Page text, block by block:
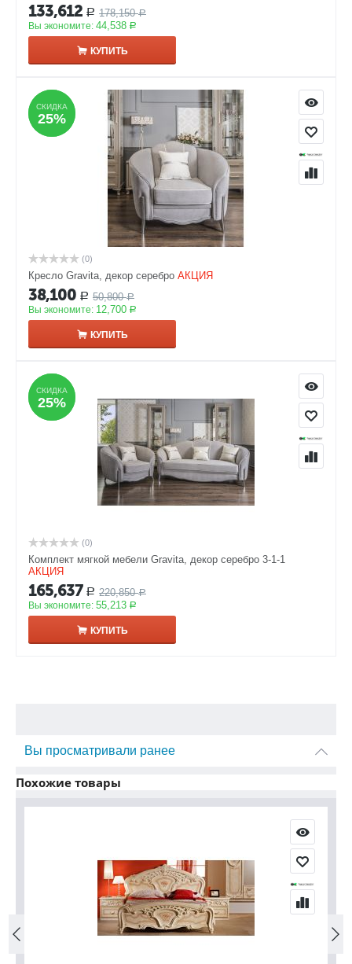
133,612 Р 178,150 Р
Вы экономите: 44,538 Р
КУПИТЬ
СКИДКА
25%
СКИДКА
25%
(0)
Кресло Gravita, декор серебро АКЦИЯ
38,100 Р 50,800 Р
Вы экономите: 12,700 Р
КУПИТЬ
СКИДКА
25%
СКИДКА
25%
(0)
Комплект мягкой мебели Gravita, декор серебро 3-1-1
АКЦИЯ
165,637 Р 220,850 Р
Вы экономите: 55,213 Р
КУПИТЬ
Вы просматривали ранее
Похожие товары